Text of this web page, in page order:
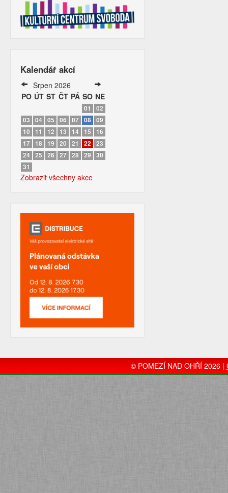
Kalendář akcí
Srpen 2026
PO ÚT ST ČT PÁ SO NE
01
02
03
04 05 06 07 08 09
10
11 12 13 14 15
16
17 18 19 20 21 22
23
24
25 26 27 28 29
30
31
Zobrazit všechny akce
© POMEZÍ NAD OHŘÍ 2026 |